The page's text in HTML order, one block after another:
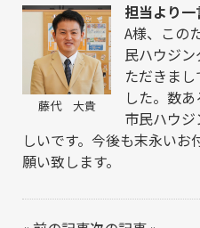
藤代 大貴
担当より一
A様、この
民ハウジ
ただきま
した。数
市民ハウ
しいです。今後も末永い
願い致します。